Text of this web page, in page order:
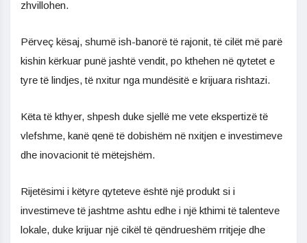
zhvillohen.
Përveç kësaj, shumë ish-banorë të rajonit, të cilët më parë
kishin kërkuar punë jashtë vendit, po kthehen në qytetet e
tyre të lindjes, të nxitur nga mundësitë e krijuara rishtazi.
Këta të kthyer, shpesh duke sjellë me vete ekspertizë të
vlefshme, kanë qenë të dobishëm në nxitjen e investimeve
dhe inovacionit të mëtejshëm.
Rijetësimi i këtyre qyteteve është një produkt si i
investimeve të jashtme ashtu edhe i një kthimi të talenteve
lokale, duke krijuar një cikël të qëndrueshëm rritjeje dhe